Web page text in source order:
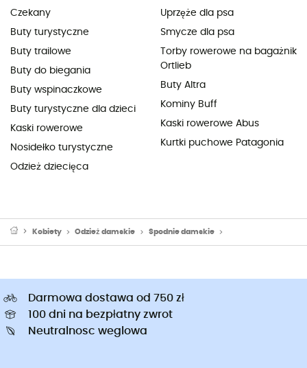
Czekany
Buty turystyczne
Buty trailowe
Buty do biegania
Buty wspinaczkowe
Buty turystyczne dla dzieci
Kaski rowerowe
Nosidełko turystyczne
Odzież dziecięca
Uprzęże dla psa
Smycze dla psa
Torby rowerowe na bagażnik
Ortlieb
Buty Altra
Kominy Buff
Kaski rowerowe Abus
Kurtki puchowe Patagonia
Kobiety Odzież damskie Spodnie damskie
Darmowa dostawa od 750 zł
100 dni na bezpłatny zwrot
Neutralnosc weglowa